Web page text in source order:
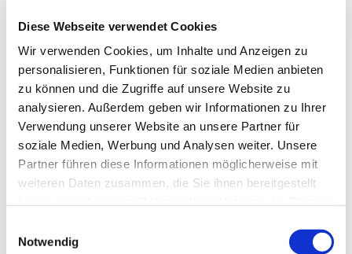
Diese Webseite verwendet Cookies
Wir verwenden Cookies, um Inhalte und Anzeigen zu
personalisieren, Funktionen für soziale Medien anbieten
zu können und die Zugriffe auf unsere Website zu
analysieren. Außerdem geben wir Informationen zu Ihrer
Verwendung unserer Website an unsere Partner für
soziale Medien, Werbung und Analysen weiter. Unsere
Partner führen diese Informationen möglicherweise mit
weiteren Daten zusammen, die Sie ihnen bereitgestellt
Notwendig